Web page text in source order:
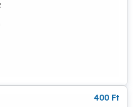
400 Ft